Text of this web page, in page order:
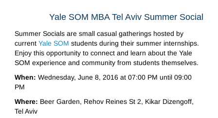
Yale SOM MBA Tel Aviv Summer Social
Summer Socials are small casual gatherings hosted by
current Yale SOM students during their summer internships.
Enjoy this opportunity to connect and learn about the Yale
SOM experience and community from students themselves.
When: Wednesday, June 8, 2016 at 07:00 PM until 09:00
PM
Where: Beer Garden, Rehov Reines St 2, Kikar Dizengoff,
Tel Aviv